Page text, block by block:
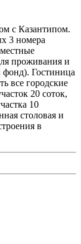
с Казантипом.
3 номера
проживания и
фонд). Гостиница
все городские
20 соток,
10
столовая и
в